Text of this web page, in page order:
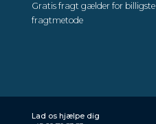
Gratis fragt gælder for billigste
fragtmetode
Lad os hjælpe dig